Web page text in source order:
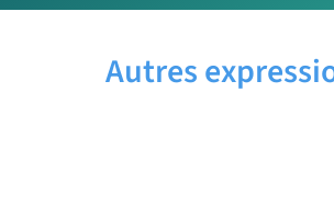
Autres